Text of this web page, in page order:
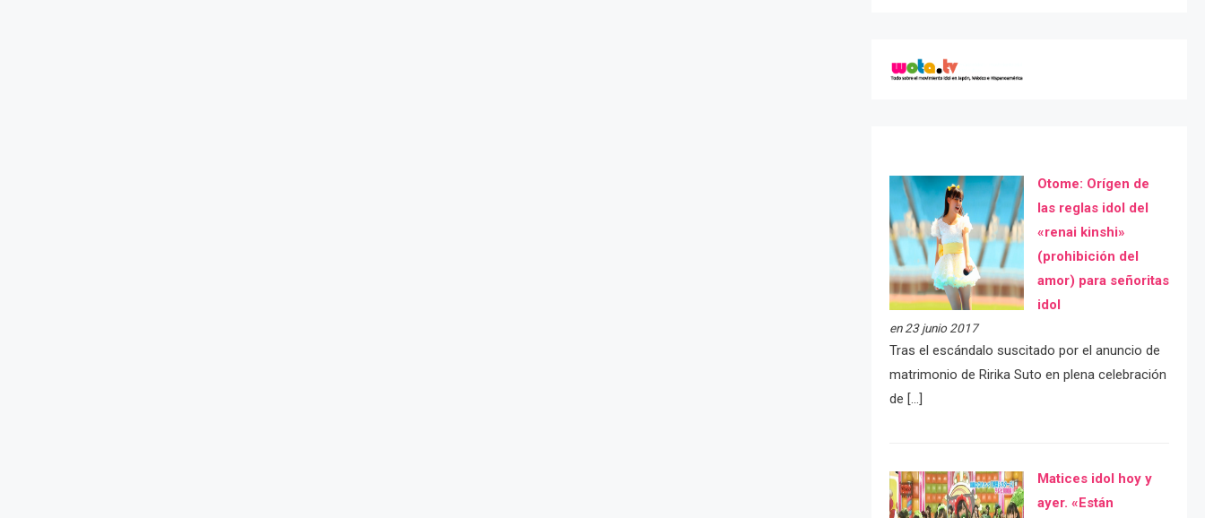
Otome: Orígen de
las reglas idol del
«renai kinshi»
(prohibición del
amor) para señoritas
idol
en 23 junio 2017
Tras el escándalo suscitado por el anuncio de
matrimonio de Ririka Suto en plena celebración
de […]
Matices idol hoy y
ayer. «Están